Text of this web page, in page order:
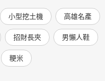
小型挖土機 高雄名產
招財長夾 男懶人鞋
粳米